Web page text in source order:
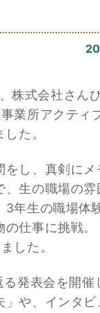
株式会社さん
業所アクティ
た。
し、真剣にメ
生の職場の
年生の職場体
仕事に挑戦
した。
発表会を開催
や、インタビ